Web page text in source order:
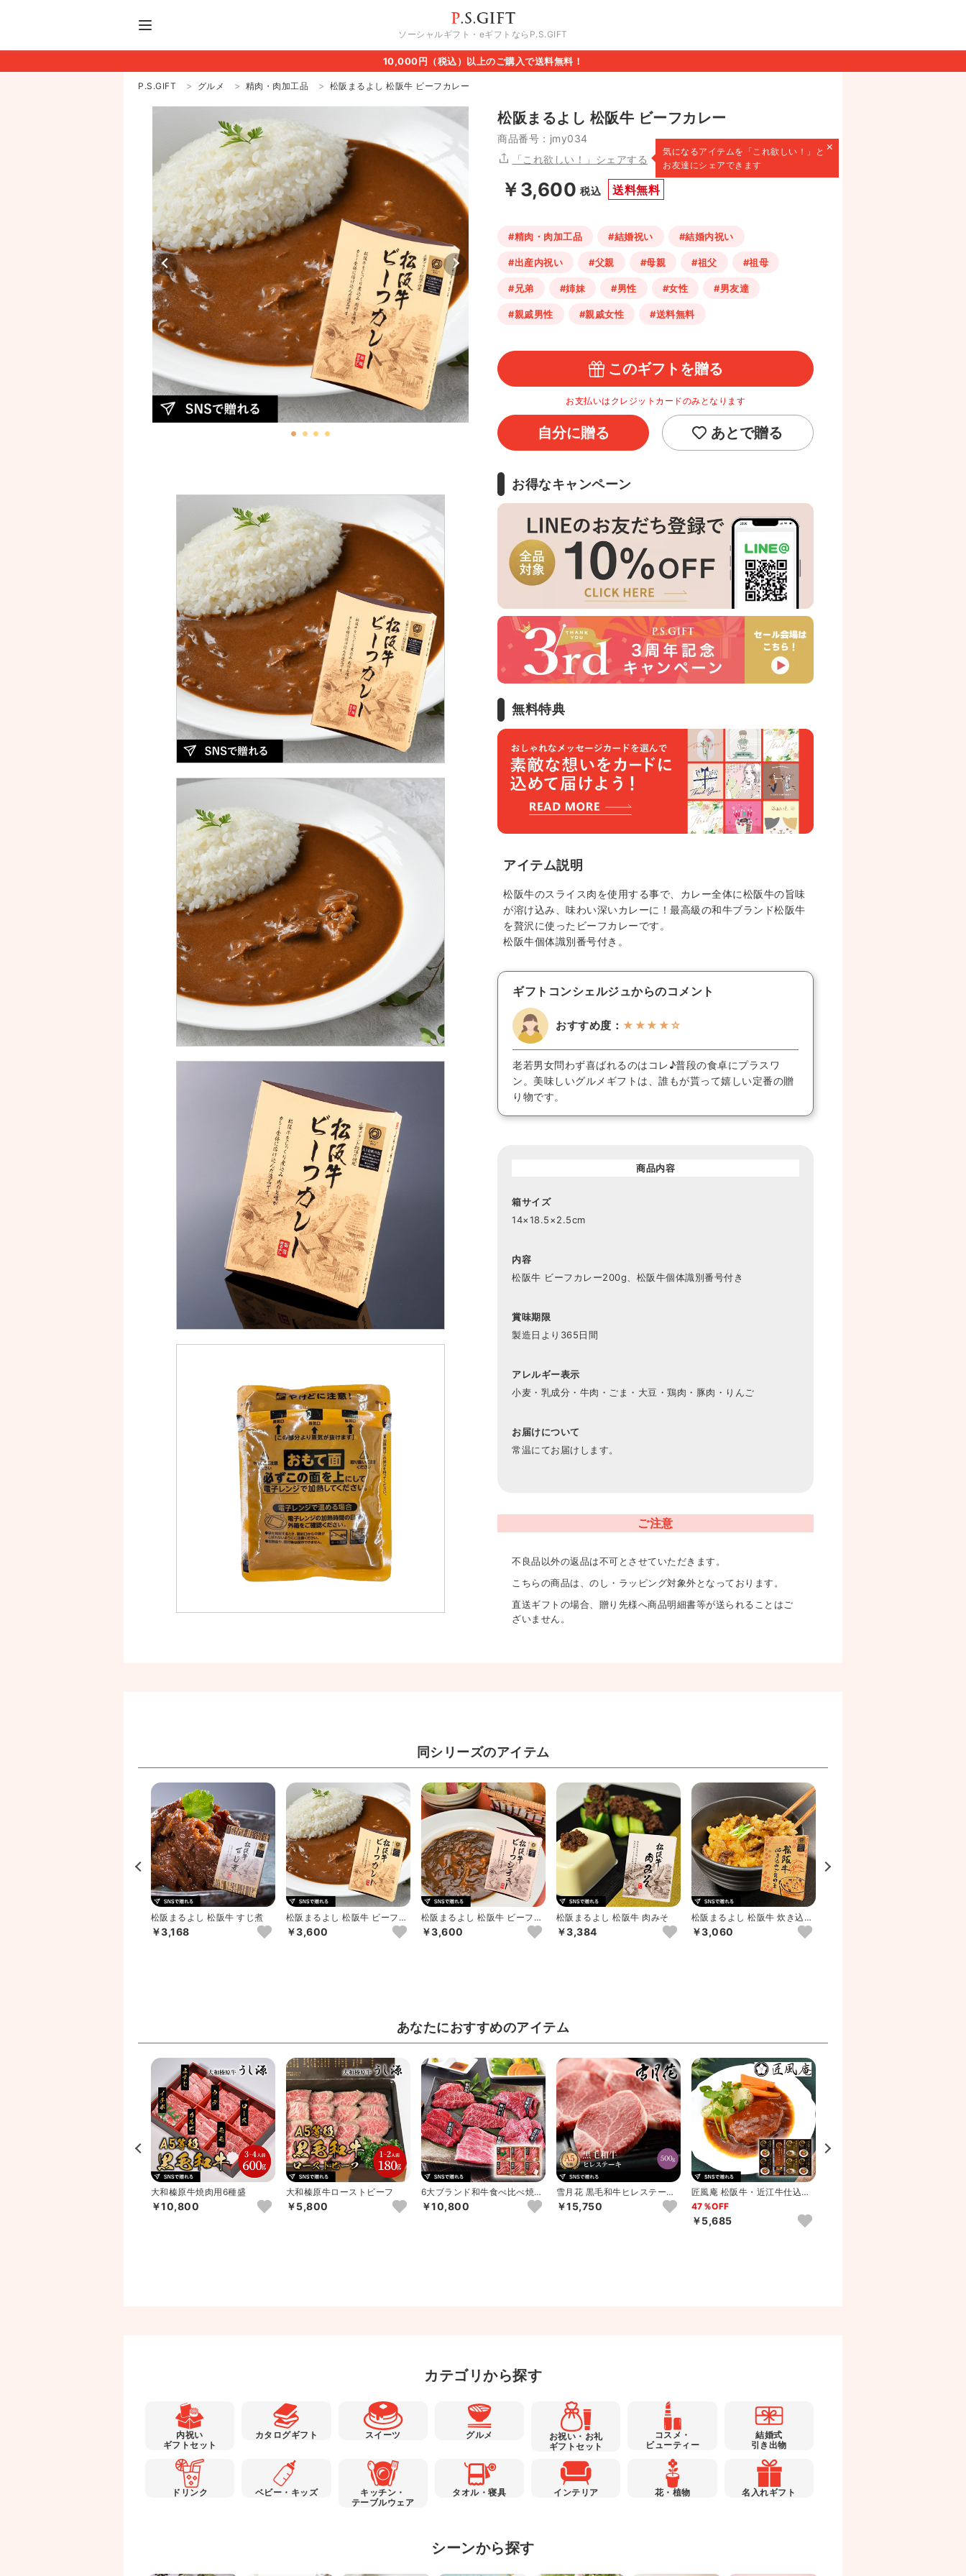
ソーシャルギフト・eギフトならP.S.GIFT
10,000円（税込）以上のご購入で送料無料！
P.S.GIFT グルメ 精肉・肉加工品 松阪まるよし 松阪牛 ビーフカレー
松阪まるよし 松阪牛 ビーフカレー
商品番号：jmy034 ×
気になるアイテムを 「これ欲しい！」と
お友達にシェアできます
「これ欲しい！」シェアする
￥3,600 税込 送料無料
#精肉・肉加工品 #結婚祝い #結婚内祝い
#出産内祝い #父親 #母親 #祖父 #祖母
#兄弟 #姉妹 #男性 #女性 #男友達
#親戚男性 #親戚女性 #送料無料
このギフトを贈る
お支払いはクレジットカードのみとなります
自分に贈る あとで贈る
お得なキャンペーン
無料特典
アイテム説明
松阪牛のスライス肉を使用する事で、カレー全体に松阪牛の旨味
が溶け込み、味わい深いカレーに！最高級の和牛ブランド松阪牛
を贅沢に使ったビーフカレーです。
松阪牛個体識別番号付き。
ギフトコンシェルジュからのコメント
おすすめ度： ★★★★☆
老若男女問わず喜ばれるのはコレ♪普段の食卓にプラスワ
ン。美味しいグルメギフトは、誰もが貰って嬉しい定番の贈
り物です。
商品内容
箱サイズ
14×18.5×2.5cm
内容
松阪牛 ビーフカレー200g、松阪牛個体識別番号付き
賞味期限
製造日より365日間
アレルギー表示
小麦・乳成分・牛肉・ごま・大豆・鶏肉・豚肉・りんご
お届けについて
常温にてお届けします。
ご注意
不良品以外の返品は不可とさせていただきます。
こちらの商品は、のし・ラッピング対象外となっております。
直送ギフトの場合、贈り先様へ商品明細書等が送られることはご
ざいません。
同シリーズのアイテム
松阪まるよし 松阪牛 すじ煮
￥3,168
松阪まるよし 松阪牛 ビーフカ
レー
￥3,600
松阪まるよし 松阪牛 ビーフシ
チュー
￥3,600
松阪まるよし 松阪牛 肉みそ
￥3,384
松阪まるよし 松阪牛 炊き込み
ご飯の素
￥3,060
あなたにおすすめのアイテム
大和榛原牛焼肉用6種盛
￥10,800
大和榛原牛ローストビーフ
￥5,800
6大ブランド和牛食べ比べ焼肉
用
￥10,800
雪月花 黒毛和牛ヒレステーキ
500g（3-4枚）
￥15,750
匠風庵 松阪牛・近江牛仕込み
ハンバーグ＆焼きハンバーグB
47％OFF
￥5,685
カテゴリから探す
内祝い
ギフトセット
カタログギフト スイーツ グルメ
お祝い・お礼
ギフトセット
コスメ・
ビューティー
結婚式
引き出物
ドリンク ベビー・キッズ
キッチン・
テーブルウェア
タオル・寝具 インテリア 花・植物 名入れギフト
シーンから探す